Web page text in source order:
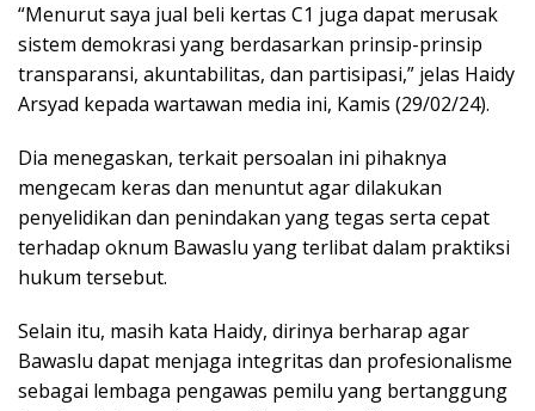
“Menurut saya jual beli kertas C1 juga dapat merusak
sistem demokrasi yang berdasarkan prinsip-prinsip
transparansi, akuntabilitas, dan partisipasi,” jelas Haidy
Arsyad kepada wartawan media ini, Kamis (29/02/24).
Dia menegaskan, terkait persoalan ini pihaknya
mengecam keras dan menuntut agar dilakukan
penyelidikan dan penindakan yang tegas serta cepat
terhadap oknum Bawaslu yang terlibat dalam praktiksi
hukum tersebut.
Selain itu, masih kata Haidy, dirinya berharap agar
Bawaslu dapat menjaga integritas dan profesionalisme
sebagai lembaga pengawas pemilu yang bertanggung